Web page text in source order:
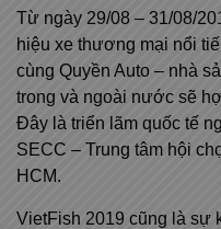
Từ ngày 29/08 – 31/08/
hiệu xe thương mại nổi
cùng Quyền Auto – nhà
trong và ngoài nước sẽ
Đây là triển lãm quốc tế
SECC – Trung tâm hội
HCM.
VietFish 2019 cũng là sự